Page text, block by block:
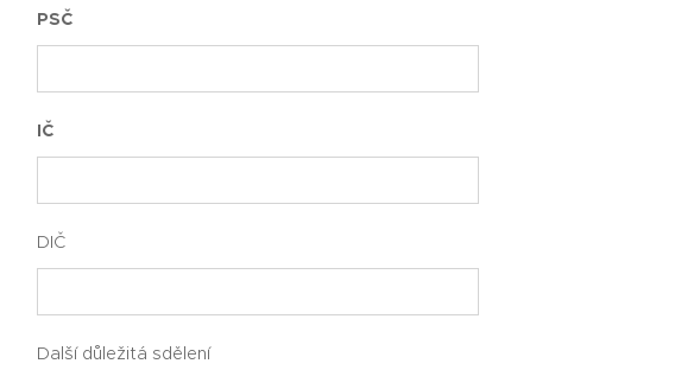
PSČ
IČ
DIČ
Další důležitá sdělení